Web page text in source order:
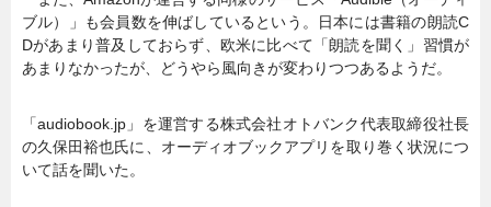
ブル）」も会員数を伸ばしているという。日本には書籍の朗読C
Dがあまり普及しておらず、欧米に比べて「朗読を聞く」習慣が
あまりなかったが、どうやら風向きが変わりつつあるようだ。
「audiobook.jp」を運営する株式会社オトバンク代表取締役社長
の久保田裕也氏に、オーディオブックアプリを取り巻く状況につ
いて話を聞いた。